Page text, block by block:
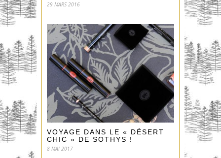
29 MARS 2016
VOYAGE DANS LE « DÉSERT
CHIC » DE SOTHYS !
8 MAI 2017